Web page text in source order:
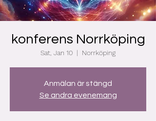
konferens Norrköping
Sat, Jan 10
  |
Norrköping
Anmälan är stängd
Se andra evenemang